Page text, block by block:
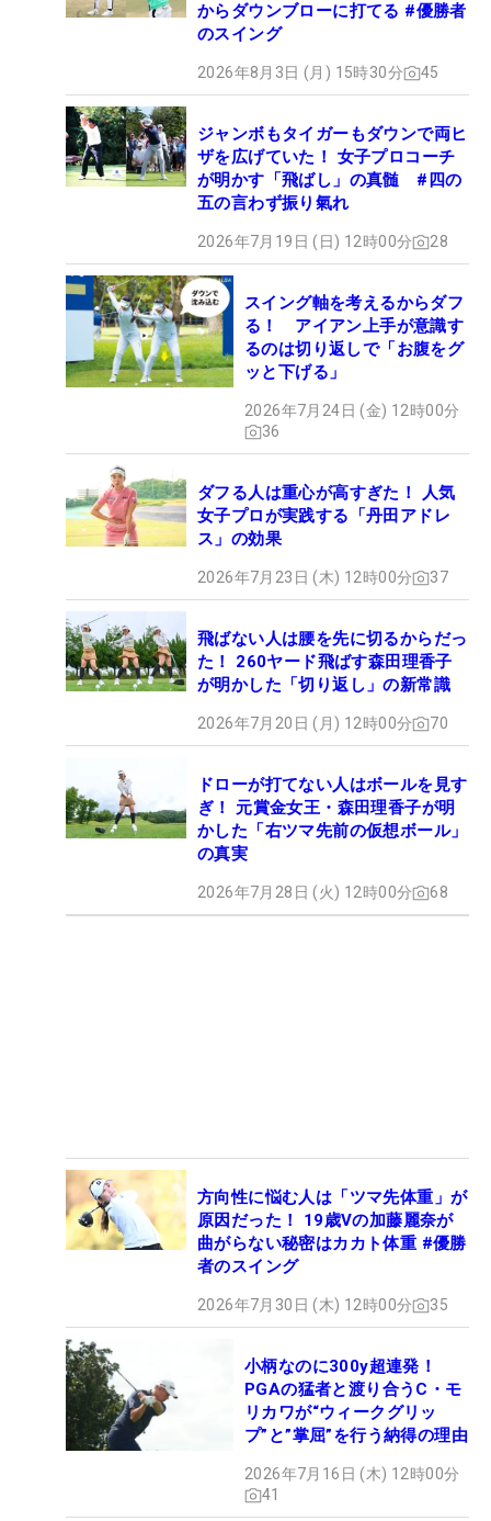
からダウンブローに打てる #優勝者
のスイング
2026年8月3日 (月) 15時30分 45
ジャンボもタイガーもダウンで両ヒ
ザを広げていた！ 女子プロコーチ
が明かす「飛ばし」の真髄 #四の
五の言わず振り氣れ
2026年7月19日 (日) 12時00分 28
スイング軸を考えるからダフ
る！ アイアン上手が意識す
るのは切り返しで「お腹をグ
ッと下げる」
2026年7月24日 (金) 12時00分
36
ダフる人は重心が高すぎた！ 人気
女子プロが実践する「丹田アドレ
ス」の効果
2026年7月23日 (木) 12時00分 37
飛ばない人は腰を先に切るからだっ
た！ 260ヤード飛ばす森田理香子
が明かした「切り返し」の新常識
2026年7月20日 (月) 12時00分 70
ドローが打てない人はボールを見す
ぎ！ 元賞金女王・森田理香子が明
かした「右ツマ先前の仮想ボール」
の真実
2026年7月28日 (火) 12時00分 68
方向性に悩む人は「ツマ先体重」が
原因だった！ 19歳Vの加藤麗奈が
曲がらない秘密はカカト体重 #優勝
者のスイング
2026年7月30日 (木) 12時00分 35
小柄なのに300y超連発！
PGAの猛者と渡り合うC・モ
リカワが“ウィークグリッ
プ”と”掌屈”を行う納得の理由
2026年7月16日 (木) 12時00分
41